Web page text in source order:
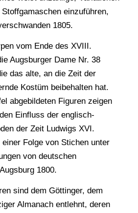
einzuführen,
1805.
vom Ende des XVIII.
Augsburger Dame Nr. 38
das alte, an die Zeit der
Kostüm beibehalten hat.
abgebildeten Figuren zeigen
Einfluss der englisch-
der Zeit Ludwigs XVI.
Folge von Stichen unter
von deutschen
1800.
sind dem Göttinger, dem
Almanach entlehnt, deren